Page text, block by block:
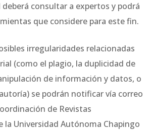
consultar a expertos y podrá
que considere para este fin.
irregularidades relacionadas
(como el plagio, la duplicidad de
de información y datos, o
se podrán notificar vía correo
de Revistas
la Universidad Autónoma Chapingo